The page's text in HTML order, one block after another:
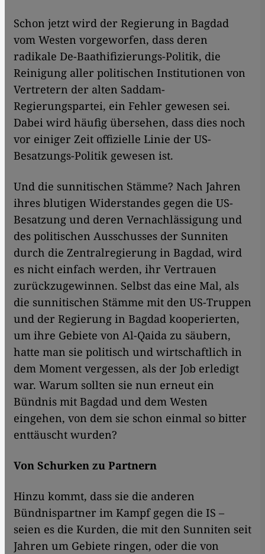
Schon jetzt wird der Regierung in Bagdad
vom Westen vorgeworfen, dass deren
radikale De-Baathifizierungs-Politik, die
Reinigung aller politischen Institutionen von
Vertretern der alten Saddam-
Regierungspartei, ein Fehler gewesen sei.
Dabei wird häufig übersehen, dass dies noch
vor einiger Zeit offizielle Linie der US-
Besatzungs-Politik gewesen ist.
Und die sunnitischen Stämme? Nach Jahren
ihres blutigen Widerstandes gegen die US-
Besatzung und deren Vernachlässigung und
des politischen Ausschusses der Sunniten
durch die Zentralregierung in Bagdad, wird
es nicht einfach werden, ihr Vertrauen
zurückzugewinnen. Selbst das eine Mal, als
die sunnitischen Stämme mit den US-Truppen
und der Regierung in Bagdad kooperierten,
um ihre Gebiete von Al-Qaida zu säubern,
hatte man sie politisch und wirtschaftlich in
dem Moment vergessen, als der Job erledigt
war. Warum sollten sie nun erneut ein
Bündnis mit Bagdad und dem Westen
eingehen, von dem sie schon einmal so bitter
enttäuscht wurden?
Von Schurken zu Partnern
Hinzu kommt, dass sie die anderen
Bündnispartner im Kampf gegen die IS –
seien es die Kurden, die mit den Sunniten seit
Jahren um Gebiete ringen, oder die von